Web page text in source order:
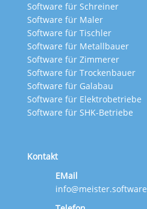
Software für Schreiner
Software für Maler
Software für Tischler
Software für Metallbauer
Software für Zimmerer
Software für Trockenbauer
Software für Galabau
Software für Elektrobetriebe
Software für SHK-Betriebe
Kontakt
EMail
info@meister.software